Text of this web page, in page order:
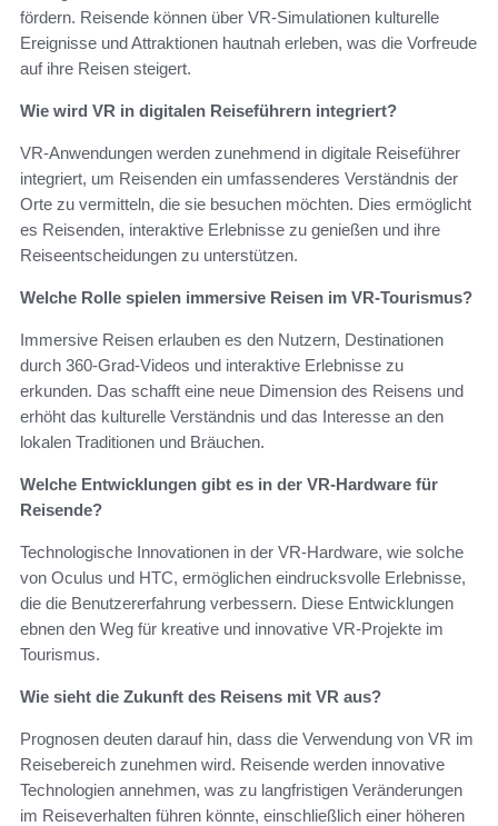
fördern. Reisende können über VR-Simulationen kulturelle
Ereignisse und Attraktionen hautnah erleben, was die Vorfreude
auf ihre Reisen steigert.
Wie wird VR in digitalen Reiseführern integriert?
VR-Anwendungen werden zunehmend in digitale Reiseführer
integriert, um Reisenden ein umfassenderes Verständnis der
Orte zu vermitteln, die sie besuchen möchten. Dies ermöglicht
es Reisenden, interaktive Erlebnisse zu genießen und ihre
Reiseentscheidungen zu unterstützen.
Welche Rolle spielen immersive Reisen im VR-Tourismus?
Immersive Reisen erlauben es den Nutzern, Destinationen
durch 360-Grad-Videos und interaktive Erlebnisse zu
erkunden. Das schafft eine neue Dimension des Reisens und
erhöht das kulturelle Verständnis und das Interesse an den
lokalen Traditionen und Bräuchen.
Welche Entwicklungen gibt es in der VR-Hardware für
Reisende?
Technologische Innovationen in der VR-Hardware, wie solche
von Oculus und HTC, ermöglichen eindrucksvolle Erlebnisse,
die die Benutzererfahrung verbessern. Diese Entwicklungen
ebnen den Weg für kreative und innovative VR-Projekte im
Tourismus.
Wie sieht die Zukunft des Reisens mit VR aus?
Prognosen deuten darauf hin, dass die Verwendung von VR im
Reisebereich zunehmen wird. Reisende werden innovative
Technologien annehmen, was zu langfristigen Veränderungen
im Reiseverhalten führen könnte, einschließlich einer höheren